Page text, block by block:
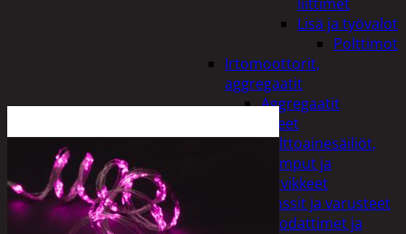
Lisä ja työvalot
Polttimot
Irtomoottorit,
aggregaatit
Aggregaatit
Lisälaitteet
Polttoainesäiliöt,
pumput ja
tarvikkeet
Vinssit ja varusteet
Öljyt, suodattimet ja